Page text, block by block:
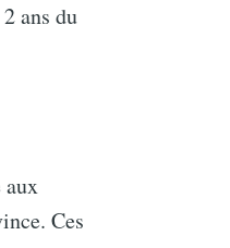
ans du
aux
Ces